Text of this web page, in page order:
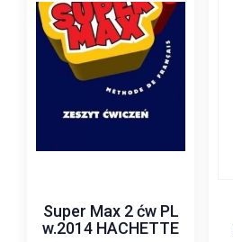
Super Max 2 ćw PL
w.2014 HACHETTE